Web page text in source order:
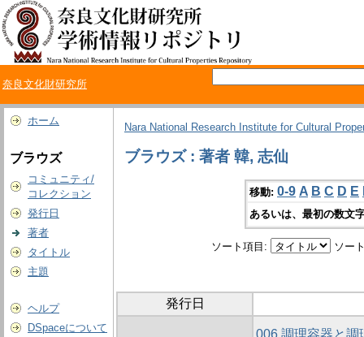
奈良文化財研究所
ホーム
ブラウズ
コミュニティ/
コレクション
発行日
著者
タイトル
主題
ヘルプ
DSpaceについて
Nara National Research Institute for Cultural
ブラウズ : 著者 韓, 志仙
移動: 0-9 A B C D E
あるいは、最初の数文
ソート項目: ソー
発行日